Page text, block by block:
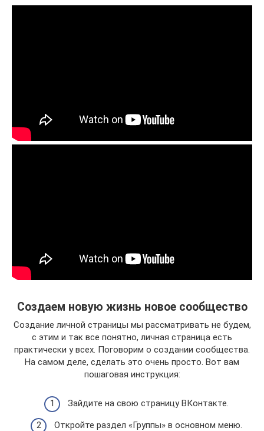
Создаем новую жизнь новое сообщество
Создание личной страницы мы рассматривать не будем,
с этим и так все понятно, личная страница есть
практически у всех. Поговорим о создании сообщества.
На самом деле, сделать это очень просто. Вот вам
пошаговая инструкция:
Зайдите на свою страницу ВКонтакте.
Откройте раздел «Группы» в основном меню.